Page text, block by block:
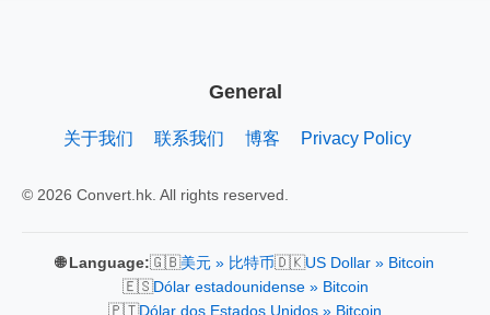
General
关于我们 联系我们 博客 Privacy Policy
© 2026 Convert.hk. All rights reserved.
🌐 Language:🇬🇧美元 » 比特币🇩🇰US Dollar » Bitcoin
🇪🇸Dólar estadounidense » Bitcoin
🇵🇹Dólar dos Estados Unidos » Bitcoin